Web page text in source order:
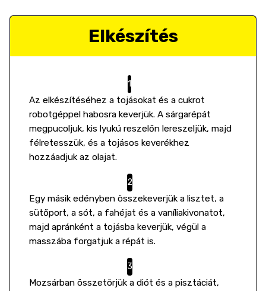
Elkészítés
Az elkészítéséhez a tojásokat és a cukrot
robotgéppel habosra keverjük. A sárgarépát
megpucoljuk, kis lyukú reszelőn lereszeljük, majd
félretesszük, és a tojásos keverékhez
hozzáadjuk az olajat.
Egy másik edényben összekeverjük a lisztet, a
sütőport, a sót, a fahéjat és a vaníliakivonatot,
majd apránként a tojásba keverjük, végül a
masszába forgatjuk a répát is.
Mozsárban összetörjük a diót és a pisztáciát,